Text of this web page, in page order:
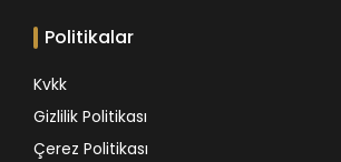
Politikalar
Kvkk
Gizlilik Politikası
Çerez Politikası